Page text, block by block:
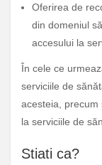
Oferirea de
din domeniul
accesului la
În cele ce
serviciile de
acesteia, precum
la serviciile de
Stiati ca?